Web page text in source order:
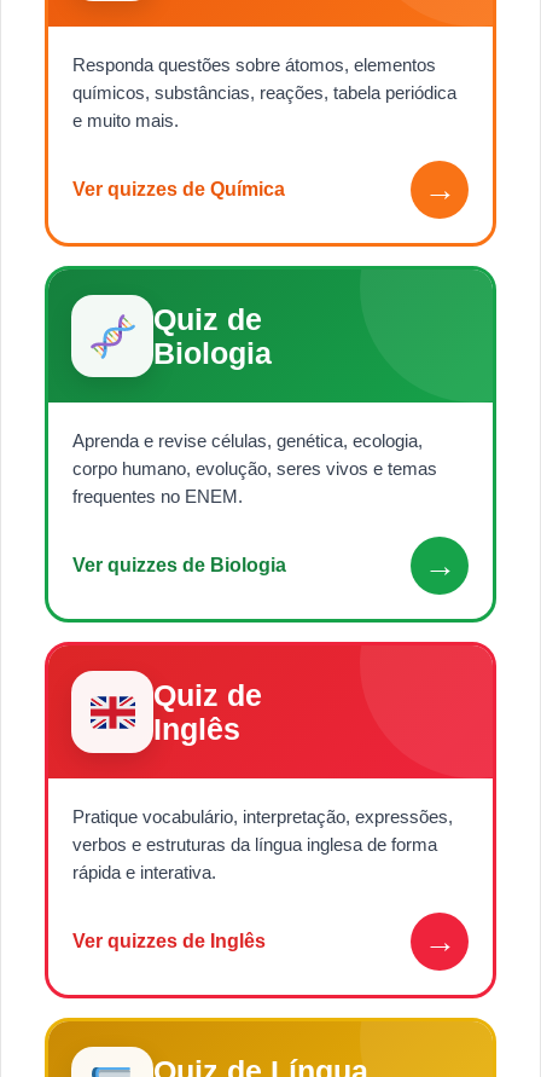
Responda questões sobre átomos, elementos
químicos, substâncias, reações, tabela periódica
e muito mais.
Ver quizzes de Química →
Quiz de
Biologia
Aprenda e revise células, genética, ecologia,
corpo humano, evolução, seres vivos e temas
frequentes no ENEM.
Ver quizzes de Biologia →
Quiz de
Inglês
Pratique vocabulário, interpretação, expressões,
verbos e estruturas da língua inglesa de forma
rápida e interativa.
Ver quizzes de Inglês →